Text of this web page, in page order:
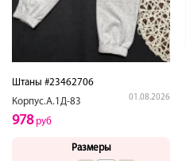
Штаны #23462706
Корпус.А.1Д-83
01.08.2026
978руб
Размеры